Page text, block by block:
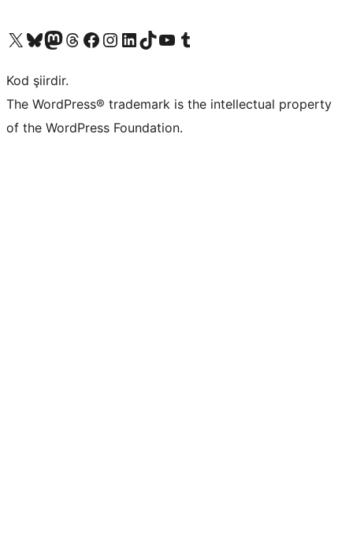
X (eski Twitter) hesabımıza bakın
Bluesky hesabımızı ziyaret edinMastodon hesabımızı ziyaret edinThreads hesabımızı ziyaret edinFacebook sayfamızı ziyaret edinInstagram hesabımızı ziyaret edinLinkedIn hesabımızı ziyaret edinTikTok hesabımızı ziyaret edinYouTube kanalımızı ziyaret edinTumblr hesabımızı ziyaret edin
Kod şiirdir.
The WordPress® trademark is the intellectual property
of the WordPress Foundation.